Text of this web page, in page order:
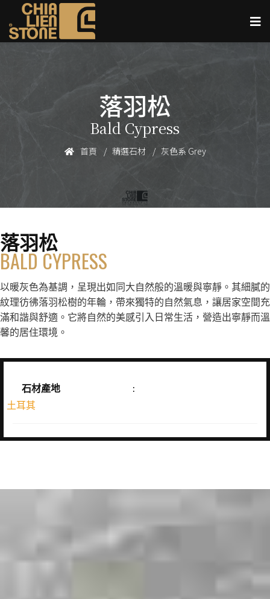
落羽松
Bald Cypress
首頁 精選石材 灰色系 Grey
落羽松
BALD CYPRESS
以暖灰色為基調，呈現出如同大自然般的溫暖與寧靜。其細膩的
紋理彷彿落羽松樹的年輪，帶來獨特的自然氣息，讓居家空間充
滿和諧與舒適。它將自然的美感引入日常生活，營造出寧靜而溫
馨的居住環境。
石材產地
:
土耳其